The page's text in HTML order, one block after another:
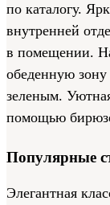
по каталогу.
внутренней
в помещении.
обеденную
зеленым.
помощью
Популярные
Элегантная